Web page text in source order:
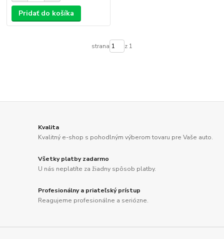
Pridať do košíka
strana z 1
Kvalita
Kvalitný e-shop s pohodlným výberom tovaru pre Vaše auto.
Všetky platby zadarmo
U nás neplatíte za žiadny spôsob platby.
Profesionálny a priateľský prístup
Reagujeme profesionálne a seriózne.